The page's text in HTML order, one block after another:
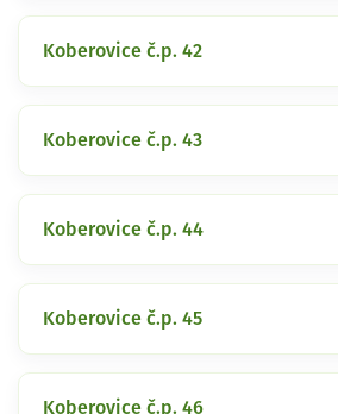
Koberovice č.p. 42
Koberovice č.p. 43
Koberovice č.p. 44
Koberovice č.p. 45
Koberovice č.p. 46